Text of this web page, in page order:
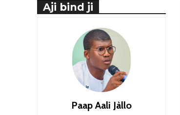
Aji bind ji
Paap Aali Jàllo